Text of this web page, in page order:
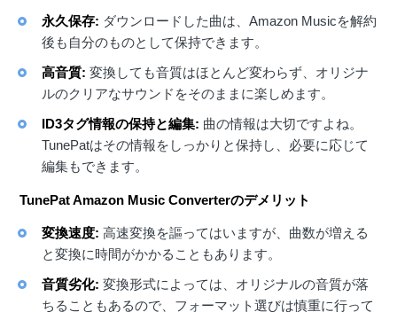
永久保存: ダウンロードした曲は、Amazon Musicを解約
後も自分のものとして保持できます。
高音質: 変換しても音質はほとんど変わらず、オリジナ
ルのクリアなサウンドをそのままに楽しめます。
ID3タグ情報の保持と編集: 曲の情報は大切ですよね。
TunePatはその情報をしっかりと保持し、必要に応じて
編集もできます。
TunePat Amazon Music Converterのデメリット
変換速度: 高速変換を謳ってはいますが、曲数が増える
と変換に時間がかかることもあります。
音質劣化: 変換形式によっては、オリジナルの音質が落
ちることもあるので、フォーマット選びは慎重に行って